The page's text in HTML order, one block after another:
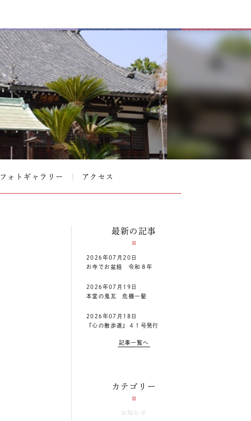
フォトギャラリー アクセス
最新の記事
2026年07月20日
お寺でお盆経 令和８年
2026年07月19日
本堂の鬼瓦 危機一髪
2026年07月18日
『心の散歩道』４１号発行
記事一覧へ
カテゴリー
お知らせ